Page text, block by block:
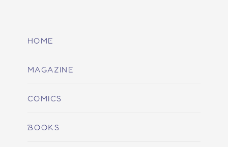
HOME
MAGAZINE
COMICS
BOOKS